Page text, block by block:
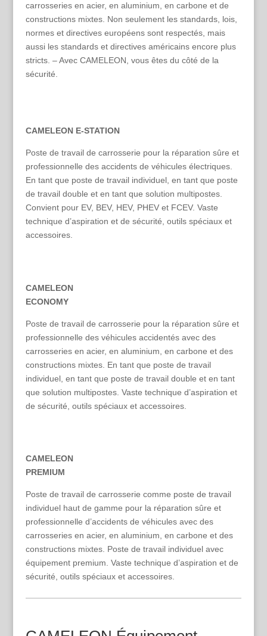
carrosseries en acier, en aluminium, en carbone et de
constructions mixtes. Non seulement les standards, lois,
normes et directives européens sont respectés, mais
aussi les standards et directives américains encore plus
stricts. – Avec CAMELEON, vous êtes du côté de la
sécurité.
CAMELEON E-STATION
Poste de travail de carrosserie pour la réparation sûre et
professionnelle des accidents de véhicules électriques.
En tant que poste de travail individuel, en tant que poste
de travail double et en tant que solution multipostes.
Convient pour EV, BEV, HEV, PHEV et FCEV. Vaste
technique d’aspiration et de sécurité, outils spéciaux et
accessoires.
CAMELEON
ECONOMY
Poste de travail de carrosserie pour la réparation sûre et
professionnelle des véhicules accidentés avec des
carrosseries en acier, en aluminium, en carbone et des
constructions mixtes. En tant que poste de travail
individuel, en tant que poste de travail double et en tant
que solution multipostes. Vaste technique d’aspiration et
de sécurité, outils spéciaux et accessoires.
CAMELEON
PREMIUM
Poste de travail de carrosserie comme poste de travail
individuel haut de gamme pour la réparation sûre et
professionnelle d’accidents de véhicules avec des
carrosseries en acier, en aluminium, en carbone et des
constructions mixtes. Poste de travail individuel avec
équipement premium. Vaste technique d’aspiration et de
sécurité, outils spéciaux et accessoires.